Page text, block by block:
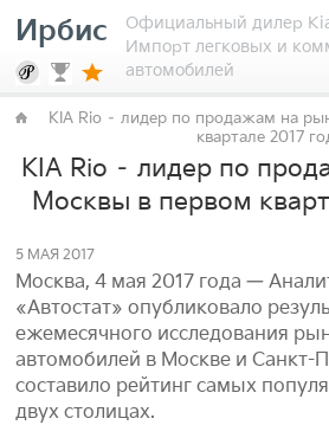
Ирбис
Официальный дилер
Импорт легковых и
автомобилей
KIA Rio – лидер по продажам на
квартале 2017
KIA Rio – лидер по
Москвы в первом
5 МАЯ 2017
Москва, 4 мая 2017 года —
«Автостат» опубликовало
ежемесячного исследования
автомобилей в Москве и Санкт-
составило рейтинг самых
двух столицах.